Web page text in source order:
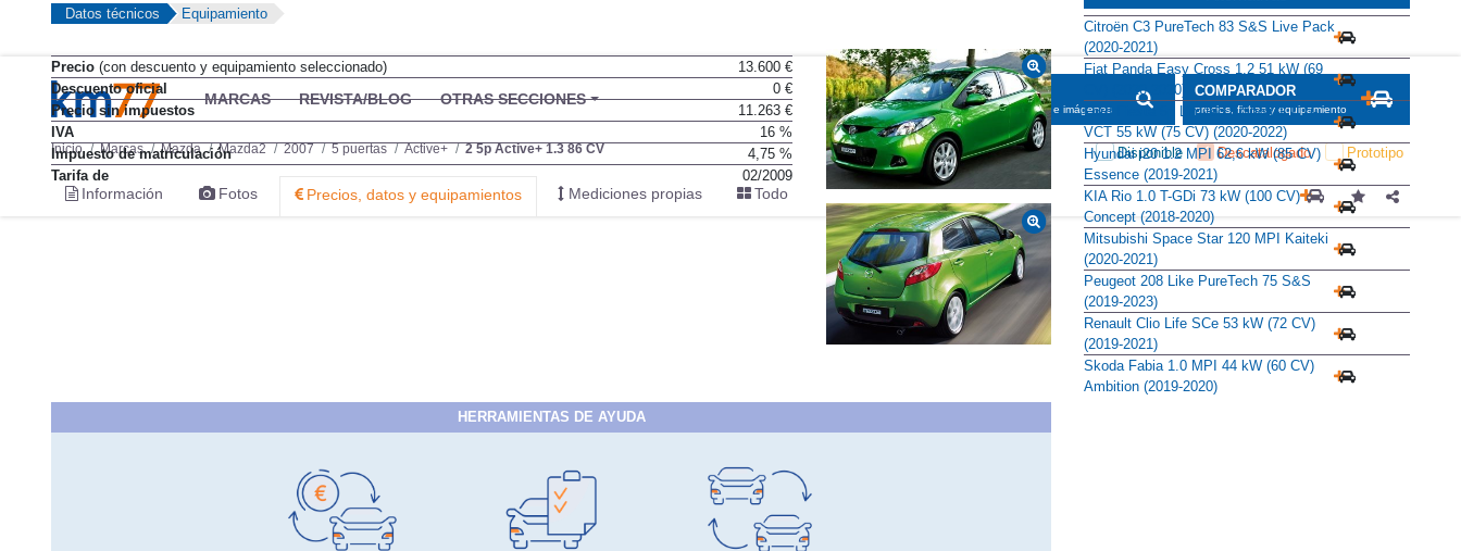
MARCAS REVISTA/BLOG OTRAS SECCIONES BUSCADOR
informaciones, fichas e imágenes
COMPARADOR
precios, fichas y equipamiento
Inicio Marcas Mazda Mazda2 2007 5 puertas Active+ 2 5p Active+ 1.3 86 CV Disponible Descatalogado Prototipo
Información Fotos Precios, datos y equipamientos Mediciones propias Todo
Datos técnicos Equipamiento
Precio (con descuento y equipamiento seleccionado)
13.600 €
Descuento oficial
0 €
Precio sin impuestos
11.263 €
IVA
16 %
Impuesto de matriculación
4,75 %
Tarifa de
02/2009
HERRAMIENTAS DE AYUDA
Citroën C3 PureTech 83 S&S Live Pack
(2020-2021)
Fiat Panda Easy Cross 1.2 51 kW (69
CV) (2020-2020)
Ford Fiesta 5p Limited Edition 1.1 Ti-
VCT 55 kW (75 CV) (2020-2022)
Hyundai i20 1.2 MPI 62,6 kW (85 CV)
Essence (2019-2021)
KIA Rio 1.0 T-GDi 73 kW (100 CV)
Concept (2018-2020)
Mitsubishi Space Star 120 MPI Kaiteki
(2020-2021)
Peugeot 208 Like PureTech 75 S&S
(2019-2023)
Renault Clio Life SCe 53 kW (72 CV)
(2019-2021)
Skoda Fabia 1.0 MPI 44 kW (60 CV)
Ambition (2019-2020)